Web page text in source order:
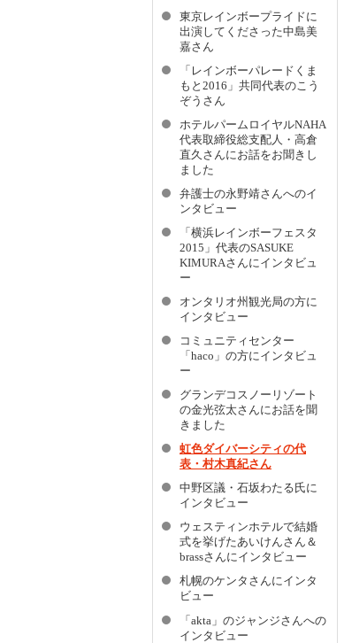
東京レインボープライドに
出演してくださった中島美
嘉さん
「レインボーパレードくま
もと2016」共同代表のこう
ぞうさん
ホテルパームロイヤルNAHA
代表取締役総支配人・高倉
直久さんにお話をお聞きし
ました
弁護士の永野靖さんへのイ
ンタビュー
「横浜レインボーフェスタ
2015」代表のSASUKE
KIMURAさんにインタビュ
ー
オンタリオ州観光局の方に
インタビュー
コミュニティセンター
「haco」の方にインタビュ
ー
グランデコスノーリゾート
の金光弦太さんにお話を聞
きました
虹色ダイバーシティの代
表・村木真紀さん
中野区議・石坂わたる氏に
インタビュー
ウェスティンホテルで結婚
式を挙げたあいけんさん＆
brassさんにインタビュー
札幌のケンタさんにインタ
ビュー
「akta」のジャンジさんへの
インタビュー